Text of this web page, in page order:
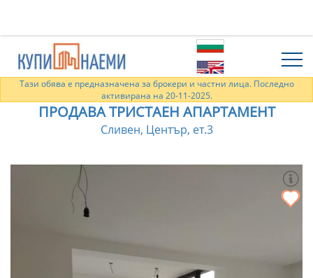
Тази обява е предназначена за брокери и частни лица. Последно
активирана на 20-11-2025.
ПРОДАВА ТРИСТАЕН АПАРТАМЕНТ
Сливен, Център, ет.3